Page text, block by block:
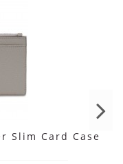
Slim Card Case